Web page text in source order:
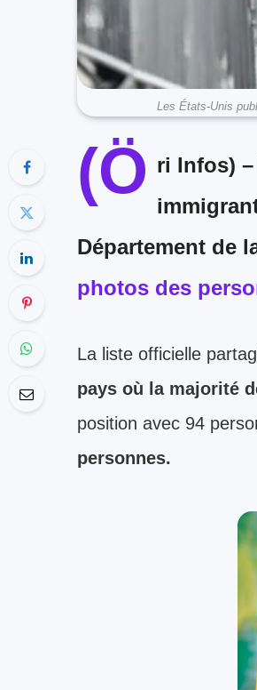
Les États-Unis
(Ö ri Infos)
Département de
photos des
La liste officielle
pays où la majorité
position avec 94
personnes.